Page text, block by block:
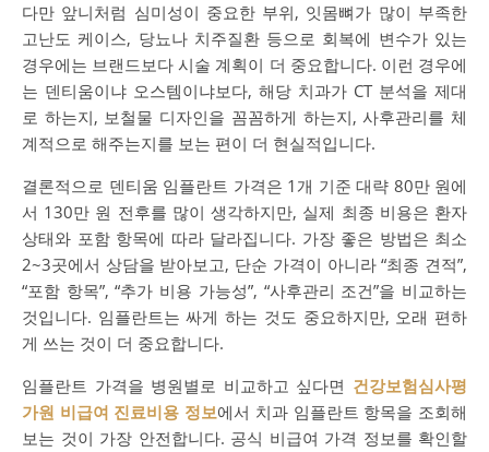
다만 앞니처럼 심미성이 중요한 부위, 잇몸뼈가 많이 부족한
고난도 케이스, 당뇨나 치주질환 등으로 회복에 변수가 있는
경우에는 브랜드보다 시술 계획이 더 중요합니다. 이런 경우에
는 덴티움이냐 오스템이냐보다, 해당 치과가 CT 분석을 제대
로 하는지, 보철물 디자인을 꼼꼼하게 하는지, 사후관리를 체
계적으로 해주는지를 보는 편이 더 현실적입니다.
결론적으로 덴티움 임플란트 가격은 1개 기준 대략 80만 원에
서 130만 원 전후를 많이 생각하지만, 실제 최종 비용은 환자
상태와 포함 항목에 따라 달라집니다. 가장 좋은 방법은 최소
2~3곳에서 상담을 받아보고, 단순 가격이 아니라 “최종 견적”,
“포함 항목”, “추가 비용 가능성”, “사후관리 조건”을 비교하는
것입니다. 임플란트는 싸게 하는 것도 중요하지만, 오래 편하
게 쓰는 것이 더 중요합니다.
임플란트 가격을 병원별로 비교하고 싶다면 건강보험심사평
가원 비급여 진료비용 정보에서 치과 임플란트 항목을 조회해
보는 것이 가장 안전합니다. 공식 비급여 가격 정보를 확인할